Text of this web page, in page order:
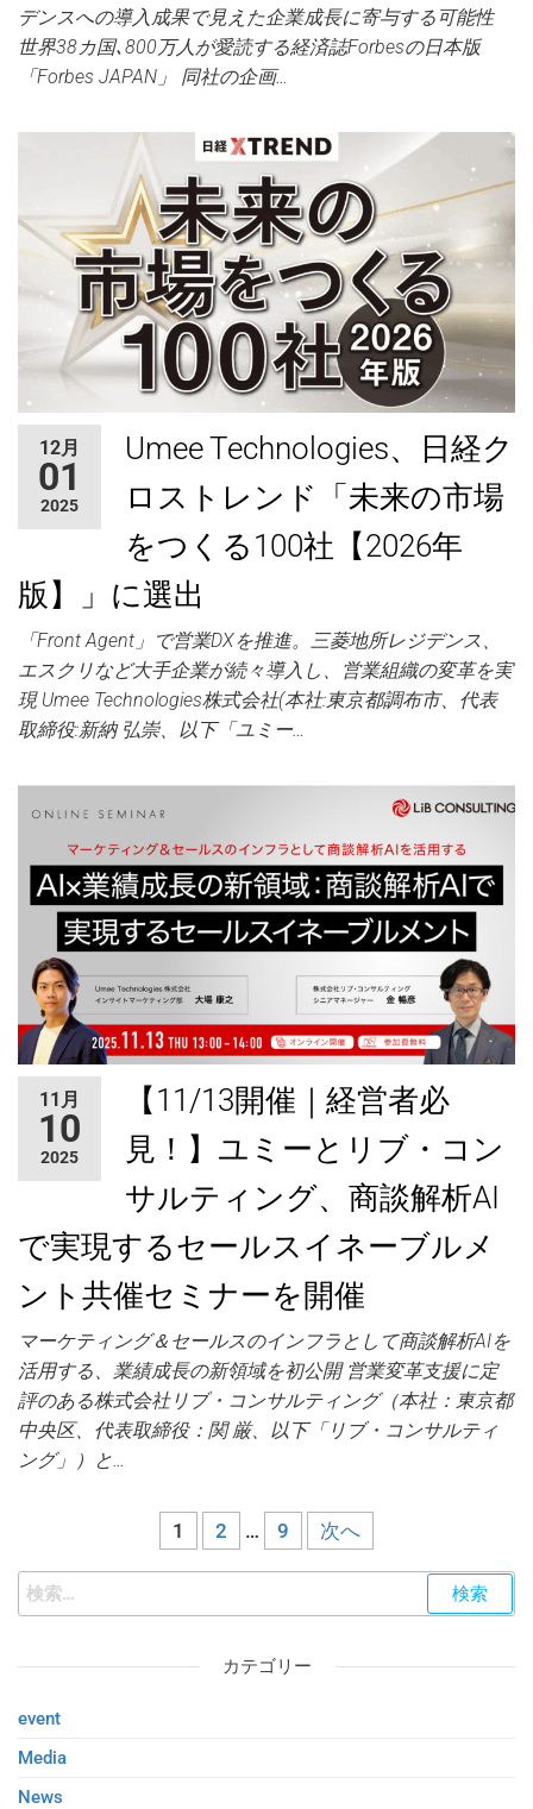
デンスへの導入成果で見えた企業成長に寄与する可能性
世界38カ国､800万人が愛読する経済誌Forbesの日本版
「Forbes JAPAN」 同社の企画…
12月
01
2025
Umee Technologies、日経ク
ロストレンド「未来の市場
をつくる100社【2026年
版】」に選出
「Front Agent」で営業DXを推進。三菱地所レジデンス、
エスクリなど大手企業が続々導入し、営業組織の変革を実
現 Umee Technologies株式会社(本社:東京都調布市、代表
取締役:新納 弘崇、以下「ユミー…
11月
10
2025
【11/13開催｜経営者必
見！】ユミーとリブ・コン
サルティング、商談解析AI
で実現するセールスイネーブルメ
ント共催セミナーを開催
マーケティング＆セールスのインフラとして商談解析AIを
活用する、業績成長の新領域を初公開 営業変革支援に定
評のある株式会社リブ・コンサルティング（本社：東京都
中央区、代表取締役：関 厳、以下「リブ・コンサルティ
ング」）と…
1 2 … 9 次へ
カテゴリー
event
Media
News